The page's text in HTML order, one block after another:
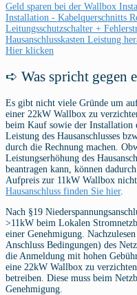
Geld sparen bei der Wallbox
Installation - Kabelquerschnitts
Leitungsschutzschalter +
Hausanschlusskasten Leistung
Hier klicken
➪ Was spricht gegen
Es gibt nicht viele Gründe um
einer 22kW Wallbox zu
beim Kauf sowie der Installation
Leistung des Hausanschlusses
durch die Rechnung machen.
Leistungserhöhung des
beantragen kann, können
Aufpreis zur 11kW Wallbox
Hausanschluss finden Sie hier.
Nach §19
>11kW beim Lokalen
einer Genehmigung.
Anschluss Bedingungen) des
die Anmeldung mit hohen
eine 22kW Wallbox zu
betreiben. Diese muss beim
Genehmigung.